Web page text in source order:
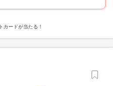
ードが当たる！